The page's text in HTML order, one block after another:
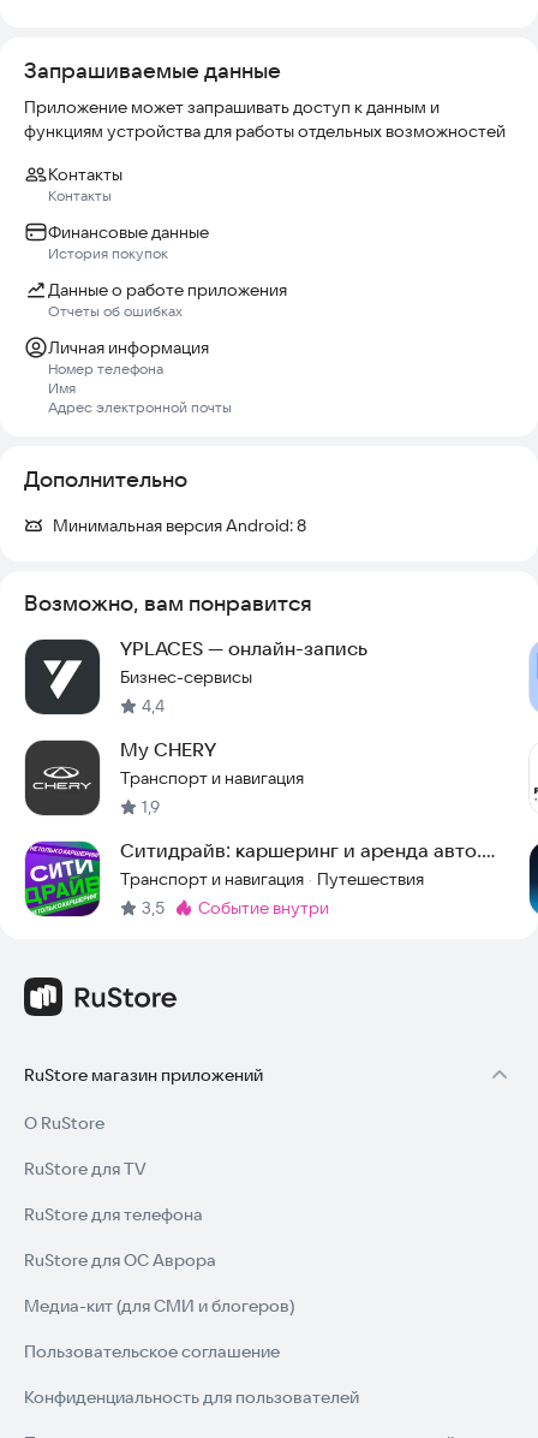
Запрашиваемые данные
Приложение может запрашивать доступ к данным и
функциям устройства для работы отдельных возможностей
Контакты
Контакты
Финансовые данные
История покупок
Данные о работе приложения
Отчеты об ошибках
Личная информация
Номер телефона
Имя
Адрес электронной почты
Дополнительно
Минимальная версия Android:8
Возможно, вам понравится
YPLACES — онлайн-запись
Бизнес-сервисы
4,4
My CHERY
Транспорт и навигация
1,9
Ситидрайв: каршеринг и аренда авто.
Мск +5 городов
Транспорт и навигация · Путешествия
3,5 Метка:
событие внутри
RuStore магазин приложений
О RuStore
RuStore для TV
RuStore для телефона
RuStore для ОС Аврора
Медиа-кит (для СМИ и блогеров)
Пользовательское соглашение
Конфиденциальность для пользователей